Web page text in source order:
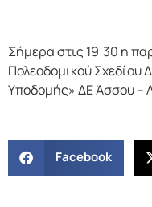
Σήμερα στις 19:30 η
Πολεοδομικού Σχεδίου
Υποδομής» ΔΕ Άσσου –
Facebook